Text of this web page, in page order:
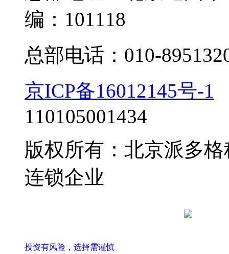
编：101118
总部电话：010-
京ICP备16012145号-1
110105001434
版权所有：北京派多
连锁企业
投资有风险，选择需谨慎